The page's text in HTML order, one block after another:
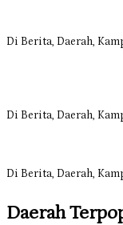
Di Berita, Daerah,
Di Berita, Daerah,
Di Berita, Daerah,
Daerah